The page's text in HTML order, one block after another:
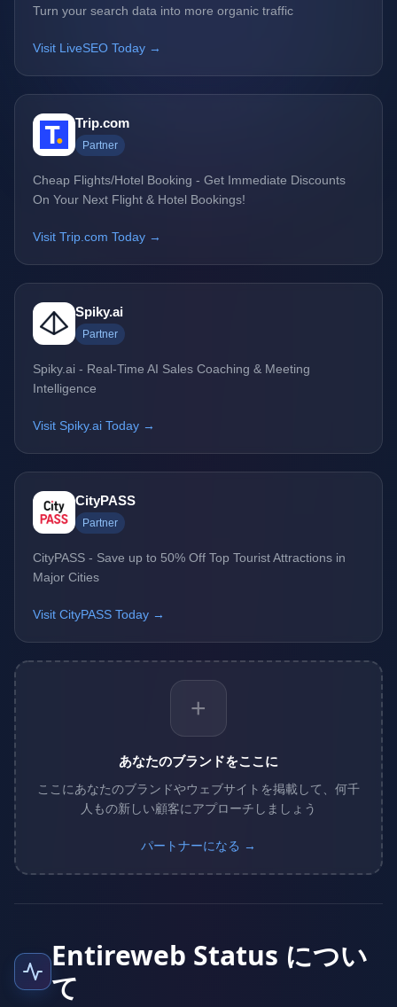
Turn your search data into more organic traffic
Visit LiveSEO Today →
Trip.com
Partner
Cheap Flights/Hotel Booking - Get Immediate Discounts
On Your Next Flight & Hotel Bookings!
Visit Trip.com Today →
Spiky.ai
Partner
Spiky.ai - Real-Time AI Sales Coaching & Meeting
Intelligence
Visit Spiky.ai Today →
CityPASS
Partner
CityPASS - Save up to 50% Off Top Tourist Attractions in
Major Cities
Visit CityPASS Today →
+
あなたのブランドをここに
ここにあなたのブランドやウェブサイトを掲載して、何千
人もの新しい顧客にアプローチしましょう
パートナーになる →
Entireweb Status につい
て